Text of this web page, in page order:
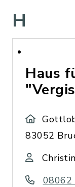
H
Haus
83052
08062